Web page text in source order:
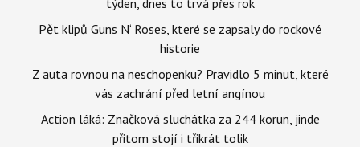
týden, dnes to trvá přes rok
Pět klipů Guns N‘ Roses, které se zapsaly do rockové
historie
Z auta rovnou na neschopenku? Pravidlo 5 minut, které
vás zachrání před letní angínou
Action láká: Značková sluchátka za 244 korun, jinde
přitom stojí i třikrát tolik